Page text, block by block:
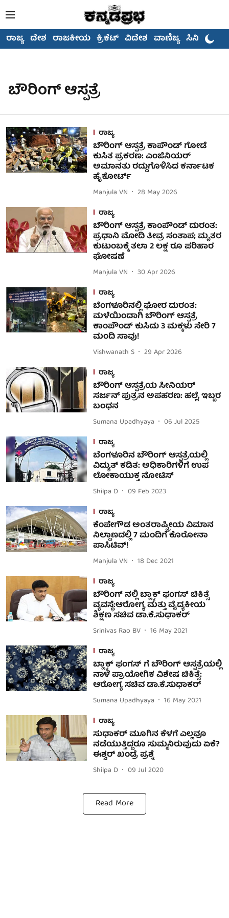
ರಾಜ್ಯ ದೇಶ ರಾಜಕೀಯ ಕ್ರಿಕೆಟ್ ವಿದೇಶ ವಾಣಿಜ್ಯ ಸಿನಿಮಾ
ಬೌರಿಂಗ್ ಆಸ್ಪತ್ರೆ
ರಾಜ್ಯ
ಬೌರಿಂಗ್ ಆಸ್ಪತ್ರೆ ಕಾಪೌಂಡ್ ಗೋಡೆ
ಕುಸಿತ ಪ್ರಕರಣ: ಎಂಜಿನಿಯರ್
ಅಮಾನತು ರದ್ದುಗೊಳಿಸಿದ ಕರ್ನಾಟಕ
ಹೈಕೋರ್ಟ್
Manjula VN
28 May 2026
ರಾಜ್ಯ
ಬೌರಿಂಗ್ ಆಸ್ಪತ್ರೆ ಕಾಂಪೌಂಡ್ ದುರಂತ:
ಪ್ರಧಾನಿ ಮೋದಿ ತೀವ್ರ ಸಂತಾಪ; ಮೃತರ
ಕುಟುಂಬಕ್ಕೆ ತಲಾ 2 ಲಕ್ಷ ರೂ ಪರಿಹಾರ
ಘೋಷಣೆ
Manjula VN
30 Apr 2026
ರಾಜ್ಯ
ಬೆಂಗಳೂರಿನಲ್ಲಿ ಘೋರ ದುರಂತ:
ಮಳೆಯಿಂದಾಗಿ ಬೌರಿಂಗ್ ಆಸ್ಪತ್ರೆ
ಕಾಂಪೌಂಡ್ ಕುಸಿದು 3 ಮಕ್ಕಳು ಸೇರಿ 7
ಮಂದಿ ಸಾವು!
Vishwanath S
29 Apr 2026
ರಾಜ್ಯ
ಬೌರಿಂಗ್ ಆಸ್ಪತ್ರೆಯ ಸೀನಿಯರ್
ಸರ್ಜನ್ ಪುತ್ರನ ಅಪಹರಣ: ಹಲ್ಲೆ, ಇಬ್ಬರ
ಬಂಧನ
Sumana Upadhyaya
06 Jul 2025
ರಾಜ್ಯ
ಬೆಂಗಳೂರಿನ ಬೌರಿಂಗ್ ಆಸ್ಪತ್ರೆಯಲ್ಲಿ
ವಿದ್ಯುತ್ ಕಡಿತ: ಅಧಿಕಾರಿಗಳಿಗೆ ಉಪ
ಲೋಕಾಯುಕ್ತ ನೋಟಿಸ್
Shilpa D
09 Feb 2023
ರಾಜ್ಯ
ಕೆಂಪೇಗೌಡ ಅಂತರಾಷ್ಟ್ರೀಯ ವಿಮಾನ
ನಿಲ್ದಾಣದಲ್ಲಿ 7 ಮಂದಿಗೆ ಕೊರೋನಾ
ಪಾಸಿಟಿವ್!
Manjula VN
18 Dec 2021
ರಾಜ್ಯ
ಬೌರಿಂಗ್ ನಲ್ಲಿ ಬ್ಲ್ಯಾಕ್ ಫಂಗಸ್ ಚಿಕಿತ್ಸೆ
ವ್ಯವಸ್ಥೆ:ಆರೋಗ್ಯ ಮತ್ತು ವೈದ್ಯಕೀಯ
ಶಿಕ್ಷಣ ಸಚಿವ ಡಾ.ಕೆ.ಸುಧಾಕರ್
Srinivas Rao BV
16 May 2021
ರಾಜ್ಯ
ಬ್ಲ್ಯಾಕ್ ಫಂಗಸ್ ಗೆ ಬೌರಿಂಗ್ ಆಸ್ಪತ್ರೆಯಲ್ಲಿ
ನಾಳೆ ಪ್ರಾಯೋಗಿಕ ವಿಶೇಷ ಚಿಕಿತ್ಸೆ:
ಆರೋಗ್ಯ ಸಚಿವ ಡಾ.ಕೆ.ಸುಧಾಕರ್
Sumana Upadhyaya
16 May 2021
ರಾಜ್ಯ
ಸುಧಾಕರ್ ಮೂಗಿನ ಕೆಳಗೆ ಎಲ್ಲವೂ
ನಡೆಯುತ್ತಿದ್ದರೂ ಸುಮ್ಮನಿರುವುದು ಏಕೆ?
ಈಶ್ವರ್ ಖಂಡ್ರೆ ಪ್ರಶ್ನೆ
Shilpa D 09 Jul 2020
Read More